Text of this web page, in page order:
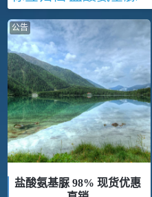
公告
盐酸氨基脲 98% 现货优惠